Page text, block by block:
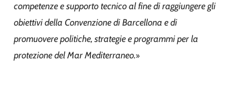
competenze e supporto tecnico al fine di raggiungere gli
obiettivi della Convenzione di Barcellona e di
promuovere politiche, strategie e programmi per la
protezione del Mar Mediterraneo.»